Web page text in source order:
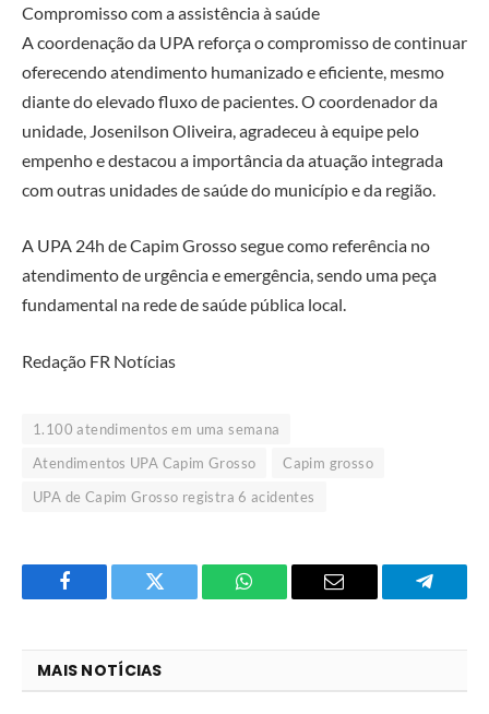
Compromisso com a assistência à saúde
A coordenação da UPA reforça o compromisso de continuar
oferecendo atendimento humanizado e eficiente, mesmo
diante do elevado fluxo de pacientes. O coordenador da
unidade, Josenilson Oliveira, agradeceu à equipe pelo
empenho e destacou a importância da atuação integrada
com outras unidades de saúde do município e da região.
A UPA 24h de Capim Grosso segue como referência no
atendimento de urgência e emergência, sendo uma peça
fundamental na rede de saúde pública local.
Redação FR Notícias
1.100 atendimentos em uma semana
Atendimentos UPA Capim Grosso
Capim grosso
UPA de Capim Grosso registra 6 acidentes
Facebook Twitter
O
E-
MAIS NOTÍCIAS